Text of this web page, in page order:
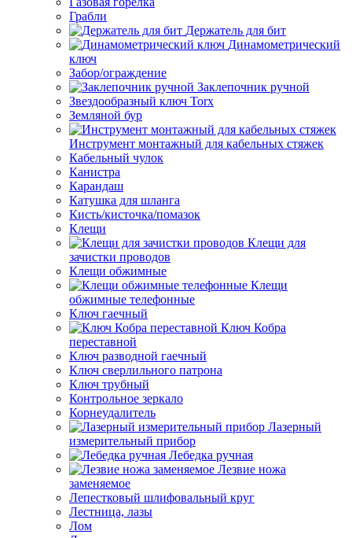
Грабли
Держатель для бит
Динамометрический
ключ
Забор/ограждение
Заклепочник ручной
Звездообразный ключ Torx
Земляной бур
Инструмент монтажный для кабельных стяжек
Кабельный чулок
Канистра
Карандаш
Катушка для шланга
Кисть/кисточка/помазок
Клещи
Клещи для
зачистки проводов
Клещи обжимные
Клещи
обжимные телефонные
Ключ гаечный
Ключ Кобра
переставной
Ключ разводной гаечный
Ключ сверлильного патрона
Ключ трубный
Контрольное зеркало
Корнеудалитель
Лазерный
измерительный прибор
Лебедка ручная
Лезвие ножа
заменяемое
Лепестковый шлифовальный круг
Лестница, лазы
Лом